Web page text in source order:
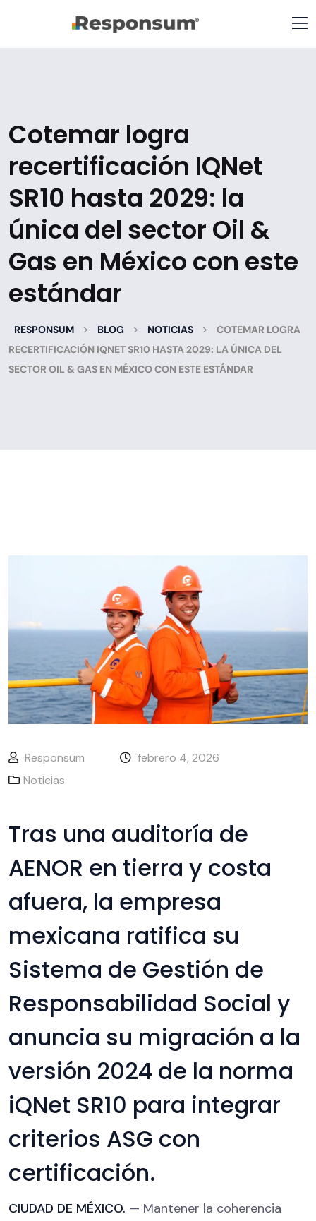
Cotemar logra
recertificación IQNet
SR10 hasta 2029: la
única del sector Oil &
Gas en México con este
estándar
RESPONSUM > BLOG > NOTICIAS >
COTEMAR LOGRA
RECERTIFICACIÓN IQNET SR10 HASTA 2029: LA ÚNICA DEL
SECTOR OIL & GAS EN MÉXICO CON ESTE ESTÁNDAR
Responsum
febrero 4, 2026
Noticias
Tras una auditoría de
AENOR en tierra y costa
afuera, la empresa
mexicana ratifica su
Sistema de Gestión de
Responsabilidad Social y
anuncia su migración a la
versión 2024 de la norma
iQNet SR10 para integrar
criterios ASG con
certificación.
CIUDAD DE MÉXICO. — Mantener la coherencia